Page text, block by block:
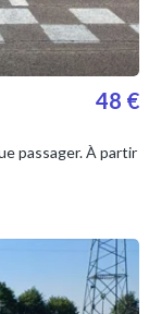
48 €
passager. À partir